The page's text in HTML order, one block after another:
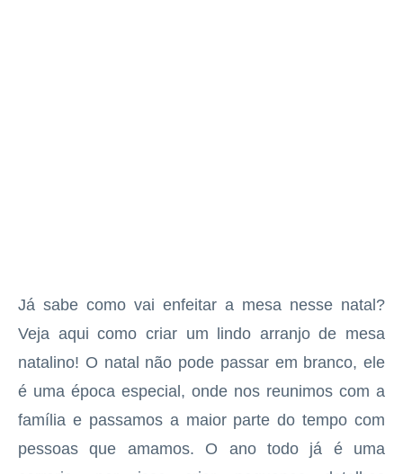
Já sabe como vai enfeitar a mesa nesse natal?
Veja aqui como criar um lindo arranjo de mesa
natalino! O natal não pode passar em branco, ele
é uma época especial, onde nos reunimos com a
família e passamos a maior parte do tempo com
pessoas que amamos. O ano todo já é uma